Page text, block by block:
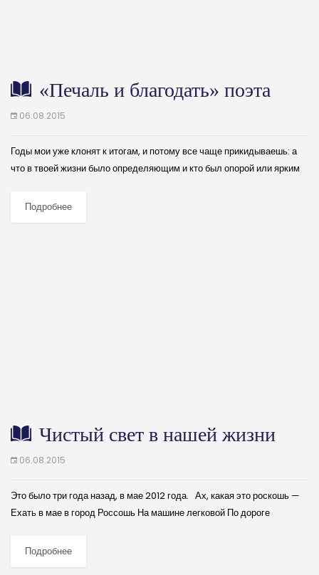
«Печаль и благодать» поэта
06.08.2015
Годы мои уже клонят к итогам, и потому все чаще прикидываешь: а
что в твоей жизни было определяющим и кто был опорой или ярким
Подробнее
Чистый свет в нашей жизни
06.08.2015
Это было три года назад, в мае 2012 года. Ах, какая это роскошь —
Ехать в мае в город Россошь На машине легковой По дороге
Подробнее